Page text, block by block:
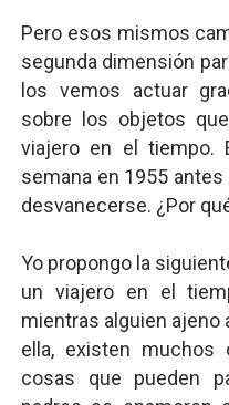
Pero esos mismos
segunda dimensión
los vemos actuar
sobre los objetos
viajero en el tiempo.
semana en 1955
desvanecerse. ¿Por
Yo propongo la
un viajero en el
mientras alguien ajeno
ella, existen muchos
cosas que pueden